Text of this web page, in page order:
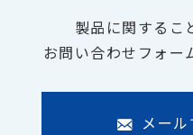
製品に関するこ
お問い合わせフォー
メー